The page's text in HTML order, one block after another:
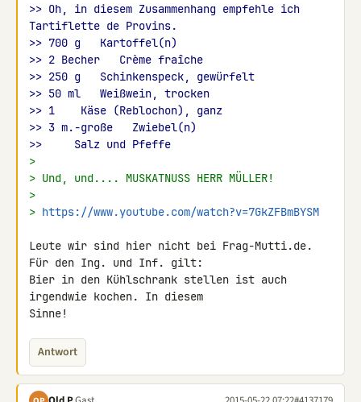
>> Oh, in diesem Zusammenhang empfehle ich
Tartiflette de Provins.
>> 700 g   Kartoffel(n)
>> 2 Becher   Crème fraîche
>> 250 g   Schinkenspeck, gewürfelt
>> 50 ml   Weißwein, trocken
>> 1    Käse (Reblochon), ganz
>> 3 m.-große   Zwiebel(n)
>>     Salz und Pfeffe
>
> Und, und.... MUSKATNUSS HERR MÜLLER!
>
> https://www.youtube.com/watch?v=7GkZFBmBYSM
Leute wir sind hier nicht bei Frag-Mutti.de.
Für den Ing. und Inf. gilt:
Bier in den Kühlschrank stellen ist auch
irgendwie kochen. In diesem
Sinne!
Antwort